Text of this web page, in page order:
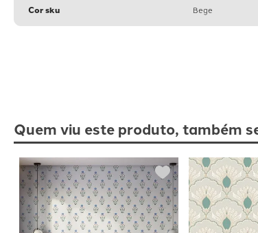
Cor sku Bege
Quem viu este produto, também